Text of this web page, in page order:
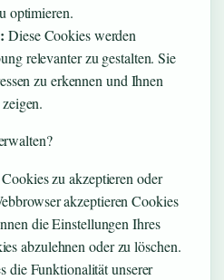
optimieren.
Diese Cookies werden
relevanter zu gestalten. Sie
zu erkennen und Ihnen
zu akzeptieren oder
akzeptieren Cookies
die Einstellungen Ihres
abzulehnen oder zu löschen.
die Funktionalität unserer